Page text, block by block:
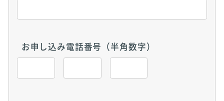
お申し込み電話番号（半角数字）